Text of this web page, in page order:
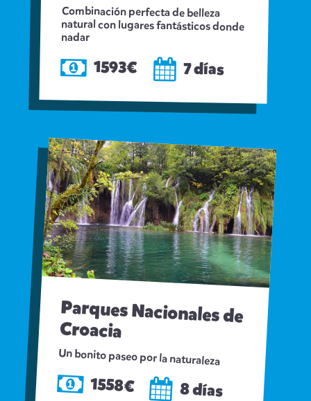
Combinación perfecta de belleza
natural con lugares fantásticos donde
nadar
1593€ 7 días
Parques Nacionales de
Croacia
Un bonito paseo por la naturaleza
1558€ 8 días